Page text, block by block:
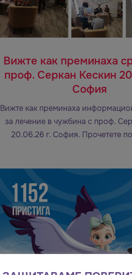
Вижте как преминаха
проф. Серкан Кескин
София
Вижте как преминаха
за лечение в чужбина с проф.
20.06.26 г. София. Прочетете